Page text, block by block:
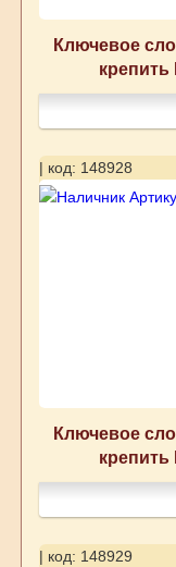
Ключевое
крепить
| код: 148928
Ключевое
крепить
| код: 148929